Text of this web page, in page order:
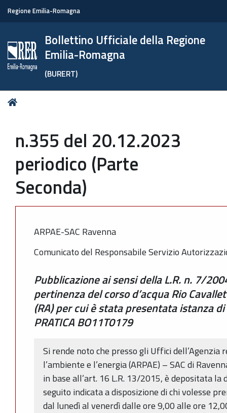
Regione Emilia-Romagna
Bollettino Ufficiale della Regione
Emilia-Romagna
(BURERT)
Tu
n.355 del 20.12.2023
periodico (Parte
Seconda)
ARPAE-SAC Ravenna
Comunicato del Responsabile Servizio
Pubblicazione ai sensi della L.R. n. 7/
pertinenza del corso d’acqua Rio
(RA) per cui è stata presentata istanza
PRATICA BO11T0179
Si rende noto che presso gli Uffici dell’Agenzia
l’ambiente e l’energia (ARPAE) – SAC di
in base all’art. 16 L.R. 13/2015, è depositata la
seguito indicata a disposizione di chi volesse
dal lunedì al venerdì dalle ore 9,00 alle ore